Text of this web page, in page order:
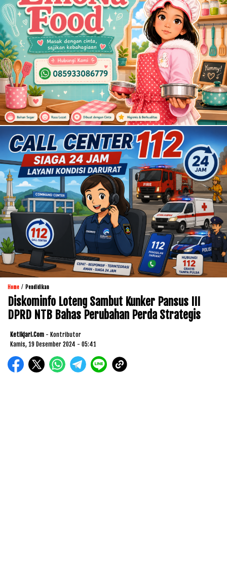
Home / Pendidikan
Diskominfo Loteng Sambut Kunker Pansus III
DPRD NTB Bahas Perubahan Perda Strategis
Ketikjari.com - Kontributor
Kamis, 19 Desember 2024 - 05:41